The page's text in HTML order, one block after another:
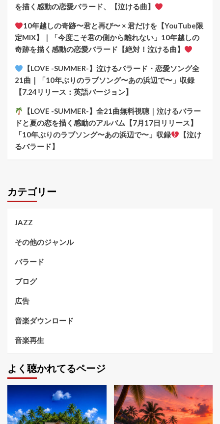
を描く感動の恋愛バラード、【泣ける曲】
10年越しの奇跡〜君と再び〜 × 君だけを【YouTube限
定MIX】｜「今度こそ君の側から離れない」10年越しの
奇跡を描く感動の恋愛バラード【絶対！泣ける曲】
【LOVE -SUMMER-】泣けるバラード・恋愛ソング全
21曲｜「10年ぶりのラブソング〜あの浜辺で〜」収録
【7.24リリース：英語バージョン】
【LOVE -SUMMER-】全21曲無料視聴｜泣けるバラー
ドと夏の恋を描く感動のアルバム【7月17日リリース】
「10年ぶりのラブソング〜あの浜辺で〜」収録
【泣け
るバラード】
カテゴリー
JAZZ
その他のジャンル
バラード
ブログ
広告
音楽ダウンロード
音楽再生
よく聴かれてるページ